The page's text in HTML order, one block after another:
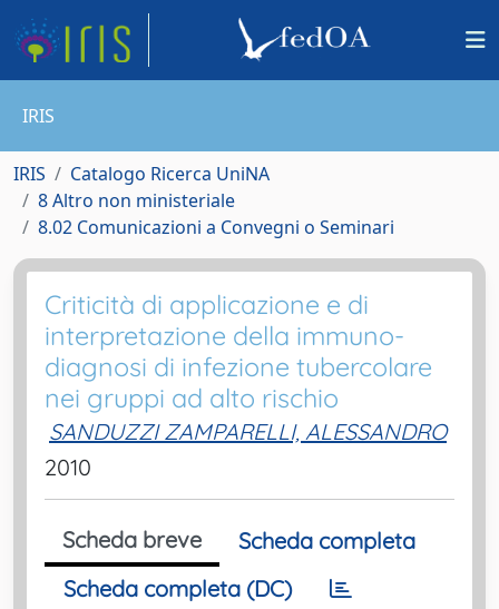
IRIS
IRIS
Catalogo Ricerca UniNA
8 Altro non ministeriale
8.02 Comunicazioni a Convegni o Seminari
Criticità di applicazione e di
interpretazione della immuno-
diagnosi di infezione tubercolare
nei gruppi ad alto rischio
SANDUZZI ZAMPARELLI, ALESSANDRO
2010
Scheda breve
Scheda completa
Scheda completa (DC)